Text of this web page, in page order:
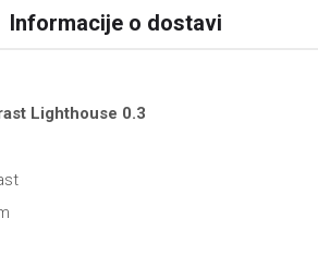
Informacije o dostavi
Lighthouse 0.3